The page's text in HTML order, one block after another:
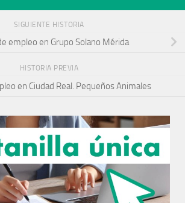
SIGUIENTE HISTORIA
empleo en Grupo Solano Mérida
HISTORIA PREVIA
en Ciudad Real. Pequeños Animales